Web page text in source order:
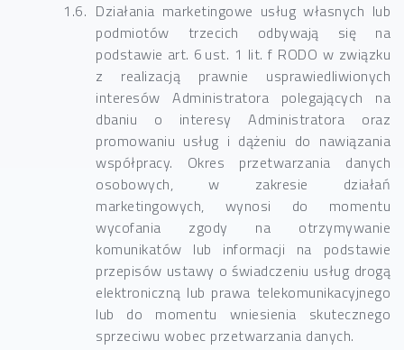
Działania marketingowe usług własnych lub
podmiotów trzecich odbywają się na
podstawie art. 6 ust. 1 lit. f RODO w związku
z realizacją prawnie usprawiedliwionych
interesów Administratora polegających na
dbaniu o interesy Administratora oraz
promowaniu usług i dążeniu do nawiązania
współpracy. Okres przetwarzania danych
osobowych, w zakresie działań
marketingowych, wynosi do momentu
wycofania zgody na otrzymywanie
komunikatów lub informacji na podstawie
przepisów ustawy o świadczeniu usług drogą
elektroniczną lub prawa telekomunikacyjnego
lub do momentu wniesienia skutecznego
sprzeciwu wobec przetwarzania danych.